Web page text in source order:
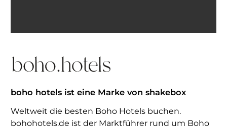
boho hotels ist eine Marke von shakebox
Weltweit die besten Boho Hotels buchen.
bohohotels.de ist der Marktführer rund um Boho